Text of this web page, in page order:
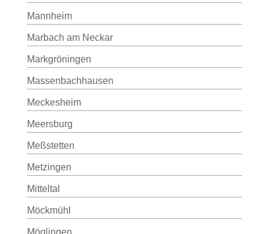
Mannheim
Marbach am Neckar
Markgröningen
Massenbachhausen
Meckesheim
Meersburg
Meßstetten
Metzingen
Mitteltal
Möckmühl
Möglingen